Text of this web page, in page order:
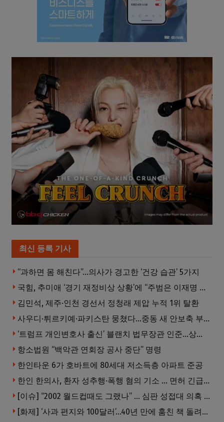
최신 등록 기사
“과하면 몸 해친다”…의사가 경고한 ‘건강 습관’ 5가지
국힘, 추미애 ‘경기 재정비상 상황’에 “주범은 이재명 전 지사”
김민석, 제주·인천 경선서 정청래 제압 누적 1위 탈환
사우디·튀르키예·파키스탄 뭉쳤다…중동 새 안보축 부상하나
‘트럼프 개인변호사 출신’ 블랜치 법무장관 인준…상원 50대49 가결
항소법원 “백악관 연회장 공사 중단” 명령
한인타운 6가 호바트에 80세대 저소득층 아파트 준공
한인 한의사, 환자 성추행·폭행 혐의 기소 … 면허 긴급정지
[이슈] “2002 월드컵때도 그랬나” … 심판 성접대 의혹 해외로 일파만파, 4강 신화까지 불똥
[화제] ‘사과 편지와 100달러’…40년 만에 훔친 책 돌려준 절도범